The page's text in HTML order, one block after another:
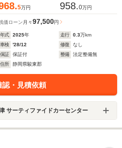
5万円 958.0万円
価ローン 月々97,500円
年式 2025年 走行 0.3万km
車検
'28/12 修復
なし
保証
保証付 整備
法定整備無
住所
静岡県駿東郡
認・見積依頼
サーティファイドカーセンター